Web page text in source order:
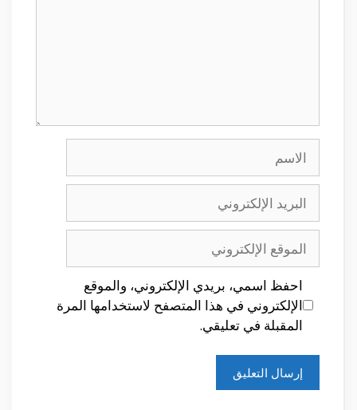
الإلكتروني
الإلكتروني
احفظ اسمي، بريدي الإلكتروني، والموقع
الإلكتروني في هذا المتصفح لاستخدامها المرة
المقبلة في تعليقي.